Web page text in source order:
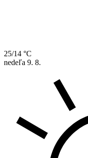
25/14 °C
nedeľa 9. 8.